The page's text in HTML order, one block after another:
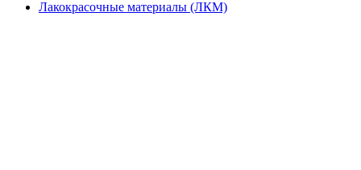
Лакокрасочные материалы (ЛКМ)